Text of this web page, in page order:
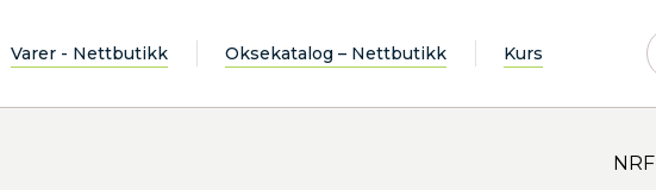
Varer - Nettbutikk Oksekatalog – Nettbutikk Kurs